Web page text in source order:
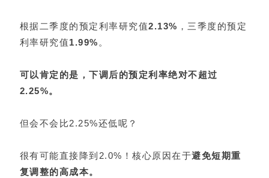
根据二季度的预定利率研究值2.13% ，三季度的预定
利率研究值1.99% 。
可以肯定的是，下调后的预定利率绝对不超过
2.25%。
但会不会比2.25%还低呢？
很有可能直接降到2.0%！核心原因在于避免短期重
复调整的高成本。